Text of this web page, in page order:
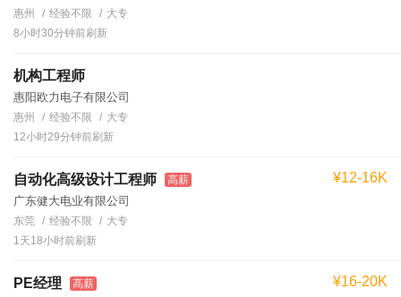
惠州 经验不限
大专
8小时30分钟前刷新
机构工程师
惠阳欧力电子有限公司
惠州 经验不限
大专
12小时29分钟前刷新
自动化高级设计工程师 高薪
广东健大电业有限公司
¥12-16K
东莞 经验不限
大专
1天18小时前刷新
PE经理 高薪 ¥16-20K